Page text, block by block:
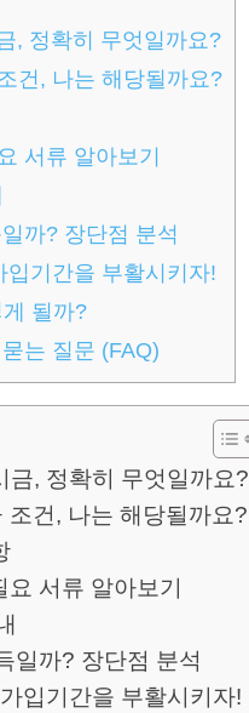
, 정확히 무엇일까요?
건, 나는 해당될까요?
서류 알아보기
까? 장단점 분석
기간을 부활시키자!
될까?
는 질문 (FAQ)
금, 정확히 무엇일까요?
조건, 나는 해당될까요?
서류 알아보기
일까? 장단점 분석
입기간을 부활시키자!